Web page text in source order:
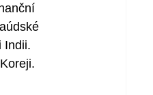
Indii.